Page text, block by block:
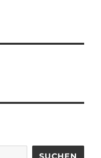
SUCHEN